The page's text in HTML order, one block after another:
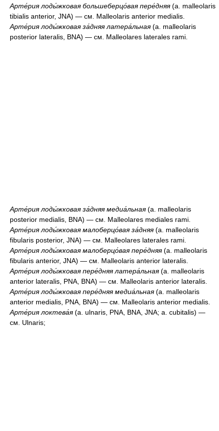
Арте́рия лоды́жковая большеберцо́вая пере́дняя(a. malleolaris
tibialis anterior, JNA) — см. Malleolaris anterior medialis.
Арте́рия лоды́жковая за́дняя латера́льная(a. malleolaris
posterior lateralis, BNA) — см. Malleolares laterales rami.
Арте́рия лоды́жковая за́дняя медиа́льная(a. malleolaris
posterior medialis, BNA) — см. Malleolares mediales rami.
Арте́рия лоды́жковая малоберцо́вая за́дняя(a. malleolaris
fibularis posterior, JNA) — см. Malleolares laterales rami.
Арте́рия лоды́жковая малоберцо́вая пере́дняя(a. malleolaris
fibularis anterior, JNA) — см. Malleolaris anterior lateralis.
Арте́рия лоды́жковая пере́дняя латера́льная(a. malleolaris
anterior lateralis, PNA, BNA) — см. Malleolaris anterior lateralis.
Арте́рия лоды́жковая пере́дняя медиа́льная(a. malleolaris
anterior medialis, PNA, BNA) — см. Malleolaris anterior medialis.
Арте́рия локтева́я(a. ulnaris, PNA, BNA, JNA; a. cubitalis) —
см. Ulnaris;